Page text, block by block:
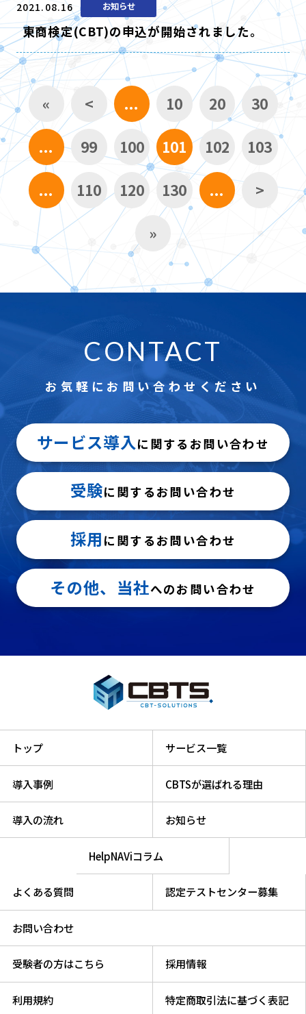
2021.08.16 お知らせ
東商検定(CBT)の申込が開始されました。
« < ... 10 20 30
... 99 100 101 102 103
... 110 120 130 ... >
»
CONTACT
お気軽にお問い合わせください
サービス導入に関するお問い合わせ
受験に関するお問い合わせ
採用 に関するお問い合わせ
その他、当社へのお問い合わせ
トップ サービス一覧
導入事例 CBTSが選ばれる理由
導入の流れ お知らせ
HelpNAViコラム
よくある質問 認定テストセンター募集
お問い合わせ
受験者の方はこちら 採用情報
利用規約 特定商取引法に基づく表記